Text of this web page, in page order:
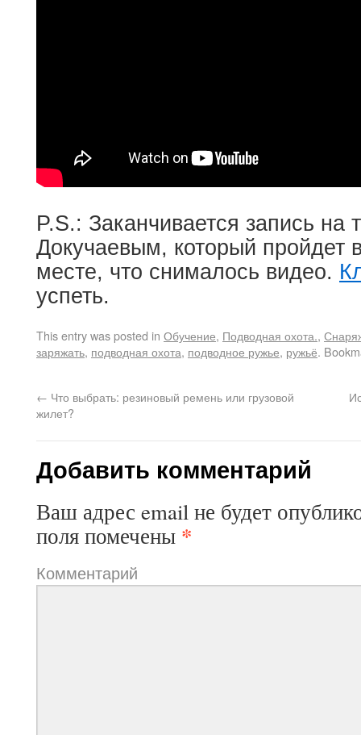
P.S.: Заканчивается запись на
Докучаевым, который пройдет
месте, что снималось видео.
успеть.
This entry was posted in Обучение, Подводная охота.,
заряжать, подводная охота, подводное ружье, ружьё.
← Что выбрать: резиновый ремень или грузовой
жилет?
Добавить комментарий
Ваш адрес email не будет
поля помечены *
Комментарий